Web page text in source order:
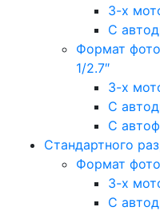
3-х
С
Формат
1/2.7″
3-х
С
С
Стандартного
Формат
3-х
С